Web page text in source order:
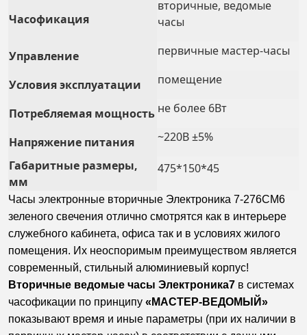
Часофикация
вторичные, ведомые
часы
Управление первичные мастер-часы
Условия эксплуатации помещение
Потребляемая мощность не более 6Вт
Напряжение питания
~220В ±5%
Габаритные размеры,
мм
475*150*45
Часы электронные вторичные Электроника 7-276СМ6
зеленого свечения отлично смотрятся как в интерьере
служебного кабинета, офиса так и в условиях жилого
помещения. Их неоспоримым преимуществом является
современный, стильный алюминиевый корпус!
Вторичные ведомые часы Электроника7 в системах
часофикации по принципу «МАСТЕР-ВЕДОМЫЙ»
показывают время и иные параметры (при их наличии в